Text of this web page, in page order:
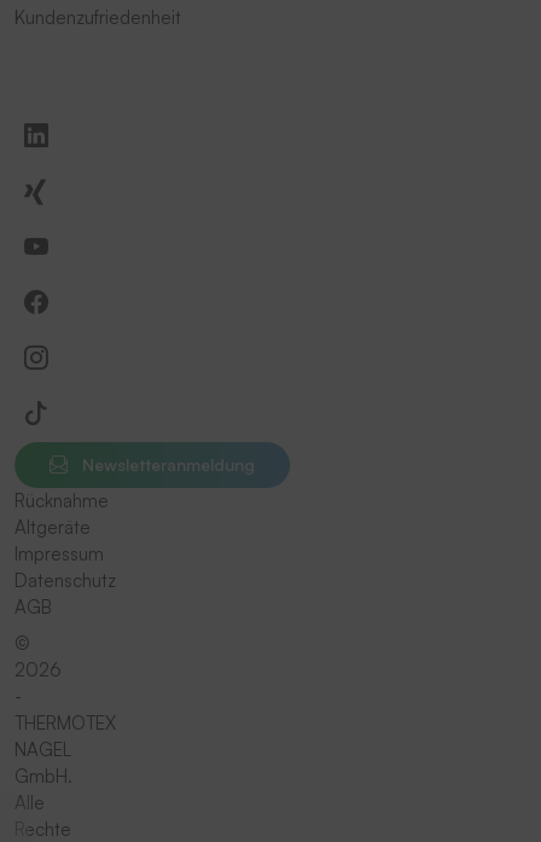
Kundenzufriedenheit
Newsletteranmeldung
Rücknahme
Altgeräte
Impressum
Datenschutz
AGB
©
2026
-
THERMOTEX
NAGEL
GmbH.
Alle
Rechte